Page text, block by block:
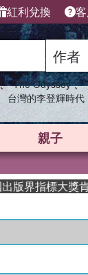
紅利兌換
、 The Odyssey 、
台灣的李登輝時代
親子
標大獎肯定！